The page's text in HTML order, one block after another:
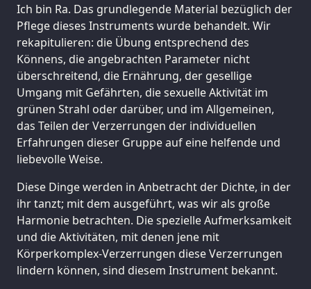
Ich bin Ra. Das grundlegende Material bezüglich der
Pflege dieses Instruments wurde behandelt. Wir
rekapitulieren: die Übung entsprechend des
Könnens, die angebrachten Parameter nicht
überschreitend, die Ernährung, der gesellige
Umgang mit Gefährten, die sexuelle Aktivität im
grünen Strahl oder darüber, und im Allgemeinen,
das Teilen der Verzerrungen der individuellen
Erfahrungen dieser Gruppe auf eine helfende und
liebevolle Weise.
Diese Dinge werden in Anbetracht der Dichte, in der
ihr tanzt; mit dem ausgeführt, was wir als große
Harmonie betrachten. Die spezielle Aufmerksamkeit
und die Aktivitäten, mit denen jene mit
Körperkomplex-Verzerrungen diese Verzerrungen
lindern können, sind diesem Instrument bekannt.